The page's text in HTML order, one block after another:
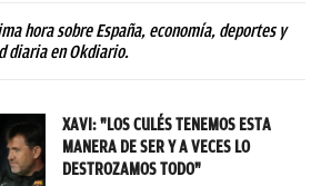
hora sobre España, economía, deportes y
diaria en Okdiario.
XAVI: "LOS CULÉS TENEMOS ESTA
MANERA DE SER Y A VECES LO
DESTROZAMOS TODO"